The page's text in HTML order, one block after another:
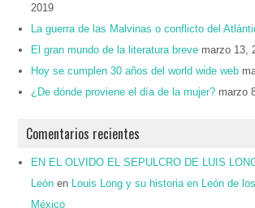
2019
La guerra de las Malvinas o conflicto del
El gran mundo de la literatura breve marzo 13,
Hoy se cumplen 30 años del world wide web
¿De dónde proviene el día de la mujer? marzo
Comentarios recientes
EN EL OLVIDO EL SEPULCRO DE LUIS
León en
Louis Long y su historia en León de
México